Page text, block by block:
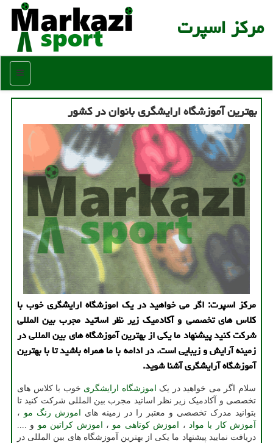
مركز اسپرت
منو
بهترین آموزشگاه ارایشگری بانوان در كشور
مركز اسپرت: اگر می خواهید در یك اموزشگاه ارایشگری خوب با
كلاس های تخصصی و آكادمیك زیر نظر اساتید مجرب بین المللی
شركت كنید پیشنهاد ما یكی از بهترین آموزشگاه های بین المللی در
زمینه آرایش و زیبایی است. در ادامه با ما همراه باشید تا با بهترین
آموزشگاه آرایشگری آشنا شوید.
سلام اگر می خواهید در یک اموزشگاه ارایشگری خوب با کلاس های
تخصصی و آکادمیک زیر نظر اساتید مجرب بین المللی شرکت کنید تا
بتوانید مدرک تخصصی و معتبر را در زمینه های
اموزش رنگ مو ،
آموزش کار با مواد ، اموزش کوتاهی مو ، اموزش کراتین مو و ....
دریافت نمایید پیشنهاد ما یکی از بهترین آموزشگاه های بین المللی در